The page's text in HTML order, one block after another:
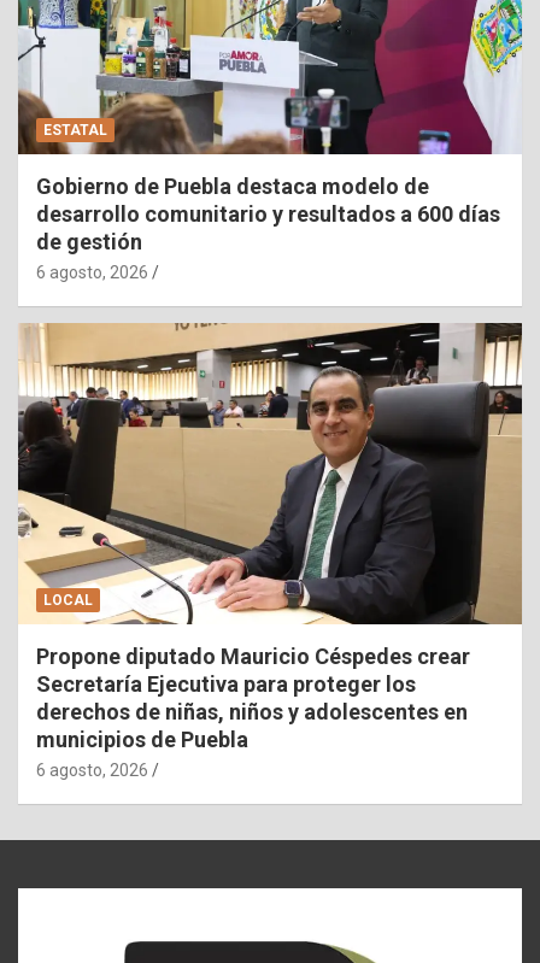
ESTATAL
Gobierno de Puebla destaca modelo de
desarrollo comunitario y resultados a 600 días
de gestión
6 agosto, 2026
LOCAL
Propone diputado Mauricio Céspedes crear
Secretaría Ejecutiva para proteger los
derechos de niñas, niños y adolescentes en
municipios de Puebla
6 agosto, 2026